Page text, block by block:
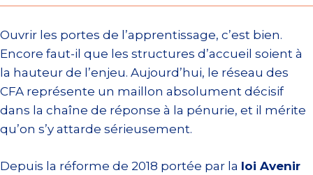
Ouvrir les portes de l’apprentissage, c’est bien.
Encore faut-il que les structures d’accueil soient à
la hauteur de l’enjeu. Aujourd’hui, le réseau des
CFA représente un maillon absolument décisif
dans la chaîne de réponse à la pénurie, et il mérite
qu’on s’y attarde sérieusement.
Depuis la réforme de 2018 portée par la loi Avenir